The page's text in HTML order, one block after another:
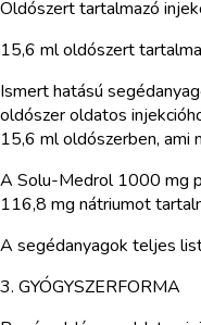
Oldószert tartalmazó
15,6 ml oldószert
Ismert hatású
oldószer oldatos
15,6 ml oldószerben, ami
A Solu-Medrol 1000 mg
116,8 mg nátriumot
A segédanyagok teljes
3. GYÓGYSZERFORMA